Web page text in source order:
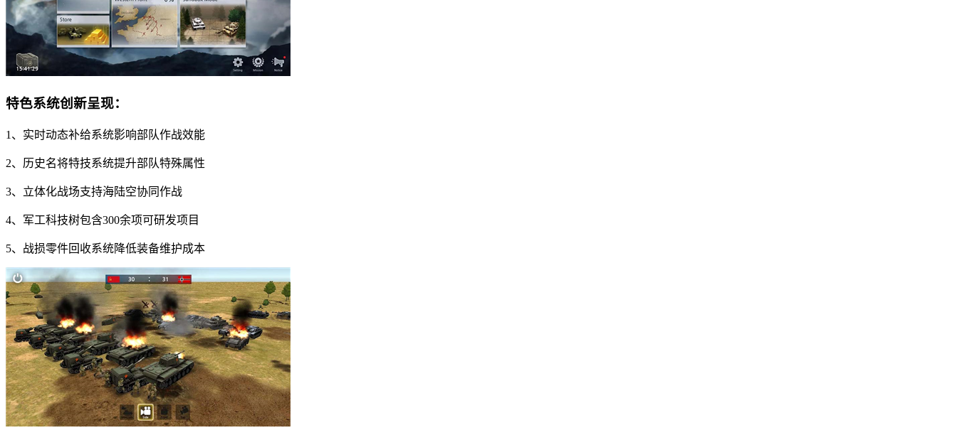
特色系统创新呈现：
1、实时动态补给系统影响部队作战效能
2、历史名将特技系统提升部队特殊属性
3、立体化战场支持海陆空协同作战
4、军工科技树包含300余项可研发项目
5、战损零件回收系统降低装备维护成本